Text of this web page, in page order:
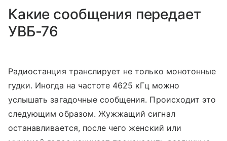
Какие сообщения передает
УВБ-76
Радиостанция транслирует не только монотонные
гудки. Иногда на частоте 4625 кГц можно
услышать загадочные сообщения. Происходит это
следующим образом. Жужжащий сигнал
останавливается, после чего женский или